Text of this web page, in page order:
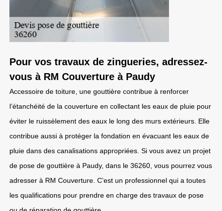
Pour vos travaux de zingueries, adressez-
vous à RM Couverture à Paudy
Accessoire de toiture, une gouttière contribue à renforcer
l’étanchéité de la couverture en collectant les eaux de pluie pour
éviter le ruissèlement des eaux le long des murs extérieurs. Elle
contribue aussi à protéger la fondation en évacuant les eaux de
pluie dans des canalisations appropriées. Si vous avez un projet
de pose de gouttière à Paudy, dans le 36260, vous pourrez vous
adresser à RM Couverture. C’est un professionnel qui a toutes
les qualifications pour prendre en charge des travaux de pose